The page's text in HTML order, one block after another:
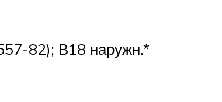
82); В18 наружн.*